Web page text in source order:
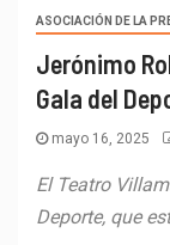
ASOCIACIÓN DE LA
Jerónimo
Gala del
mayo 16, 2025
El Teatro
Deporte, que